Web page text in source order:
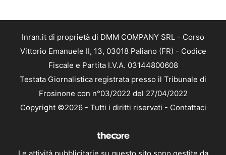
Inran.it di proprietà di DMM COMPANY SRL - Corso
Vittorio Emanuele II, 13, 03018 Paliano (FR) - Codice
Fiscale e Partita I.V.A. 03144800608
Testata Giornalistica registrata presso il Tribunale di
Frosinone con n°03/2022 del 27/04/2022
Copyright ©2026 - Tutti i diritti riservati - Contattaci
Le attività pubblicitarie su questo sito sono gestite da